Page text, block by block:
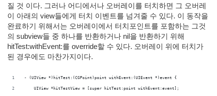
질 것 이다. 그러나 어디에서나 오버레이를 터치하면 그 오버레
이 아래의 view들에게 터치 이벤트를 넘겨줄 수 있다. 이 동작을
완료하기 위해서는 오버레이에서 터치포인트를 포함하는 그것
의 subview들 중 하나를 반환하거나 nil을 반환하기 위해
hitTest:withEvent:를 override할 수 있다. 오버레이 위에 터치가
된 경우에도 마찬가지이다.
- (UIView *)hitTest:(CGPoint)point withEvent:(UIEvent *)event {
    UIView *hitTestView = [super hitTest:point withEvent:event];